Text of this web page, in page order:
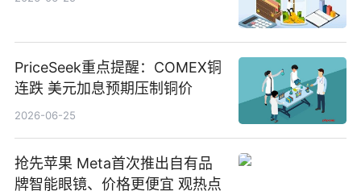
PriceSeek重点提醒：COMEX铜
连跌 美元加息预期压制铜价
2026-06-25
抢先苹果 Meta首次推出自有品
牌智能眼镜、价格更便宜 观热点